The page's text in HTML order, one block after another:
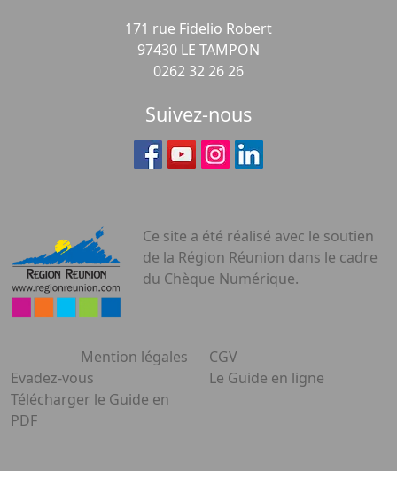
171 rue Fidelio Robert
97430 LE TAMPON
0262 32 26 26
Suivez-nous
Ce site a été réalisé avec le soutien
de la Région Réunion dans le cadre
du Chèque Numérique.
Mention légales
CGV
Evadez-vous
Le Guide en ligne
Télécharger le Guide en
PDF